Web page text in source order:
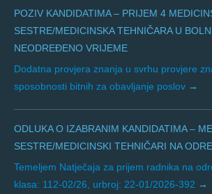
POZIV KANDIDATIMA – PRIJEM 4
SESTRE/MEDICINSKA TEHNIČARA U
NEODREĐENO VRIJEME
Dodatna provjera znanja u svrhu provjere
sposobnosti bitnih za obavljanje poslov
ODLUKA O IZABRANIM KANDIDATIMA –
SESTRE/MEDICINSKI TEHNIČARI NA
Temeljem Natječaja za prijem radnika na
klasa: 112-02/26, urbroj: 22-01/2026-392